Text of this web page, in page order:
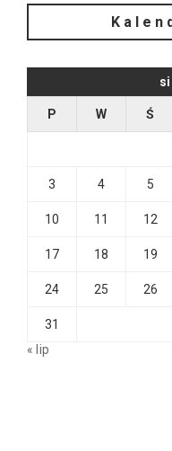
P W Ś
3 4 5
10 11 12
17 18 19
24 25 26
31
« lip